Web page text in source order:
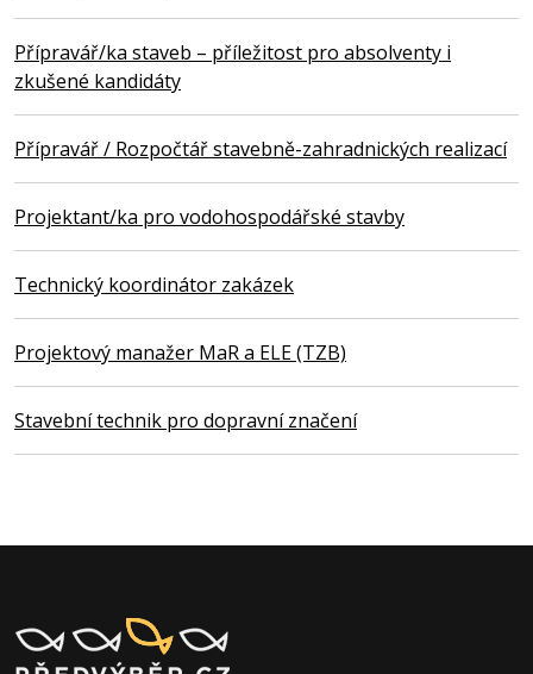
Přípravář/ka staveb – příležitost pro absolventy i
zkušené kandidáty
Přípravář / Rozpočtář stavebně-zahradnických realizací
Projektant/ka pro vodohospodářské stavby
Technický koordinátor zakázek
Projektový manažer MaR a ELE (TZB)
Stavební technik pro dopravní značení